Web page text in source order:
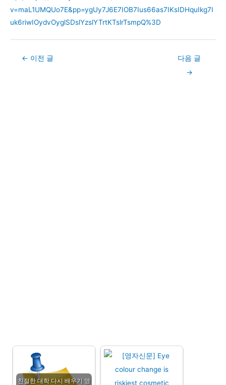
v=maL1UMQUo7E&pp=ygUy7J6E7IOB7Ius66as7IKsIDHquIkg7I
uk6riwIOydvOyglSDslYzslYTrtKTslrTsmpQ%3D
Post← 이전 글
다음 글
→
친절한 대학 다시 배우기 영